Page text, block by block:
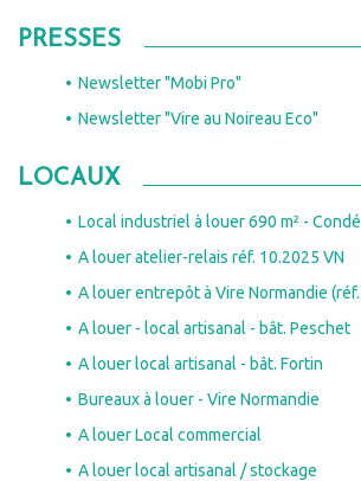
PRESSES
Newsletter "Mobi Pro"
Newsletter "Vire au Noireau Eco"
LOCAUX
Local industriel à louer 690 m² - Condé
A louer atelier-relais réf. 10.2025 VN
A louer entrepôt à Vire Normandie
A louer - local artisanal - bât. Peschet
A louer local artisanal - bât. Fortin
Bureaux à louer - Vire Normandie
A louer Local commercial
A louer local artisanal / stockage